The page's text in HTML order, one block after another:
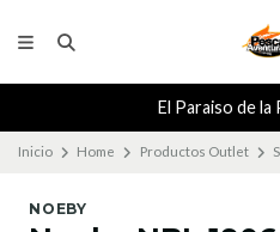
El Paraiso de la
Inicio Home Productos Outlet
NOEBY